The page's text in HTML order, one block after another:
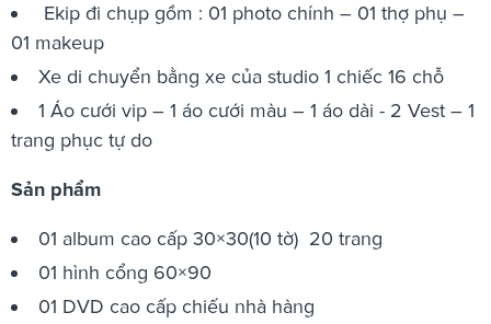
Ekip đi chụp gồm : 01 photo chính – 01 thợ phụ –
01 makeup
Xe di chuyển bằng xe của studio 1 chiếc 16 chỗ
1 Áo cưới vip – 1 áo cưới màu – 1 áo dài - 2 Vest – 1
trang phục tự do
Sản phẩm
01 album cao cấp 30×30(10 tờ) 20 trang
01 hình cổng 60×90
01 DVD cao cấp chiếu nhà hàng